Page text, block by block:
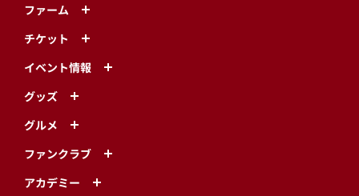
ファーム
チケット
イベント情報
グッズ
グルメ
ファンクラブ
アカデミー